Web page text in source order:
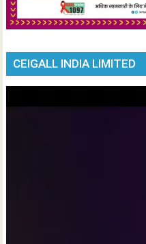
CEIGALL INDIA LIMITED